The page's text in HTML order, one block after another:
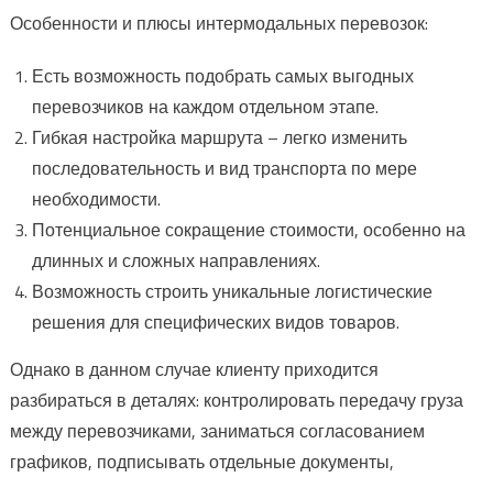
Особенности и плюсы интермодальных перевозок:
Есть возможность подобрать самых выгодных
перевозчиков на каждом отдельном этапе.
Гибкая настройка маршрута – легко изменить
последовательность и вид транспорта по мере
необходимости.
Потенциальное сокращение стоимости, особенно на
длинных и сложных направлениях.
Возможность строить уникальные логистические
решения для специфических видов товаров.
Однако в данном случае клиенту приходится
разбираться в деталях: контролировать передачу груза
между перевозчиками, заниматься согласованием
графиков, подписывать отдельные документы,